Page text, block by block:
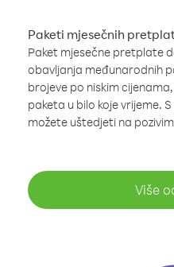
Paketi mjesečnih
Paket mjesečne pretplate
obavljanja međunarodnih
brojeve po niskim
paketa u bilo koje vrijeme.
možete uštedjeti na
Više